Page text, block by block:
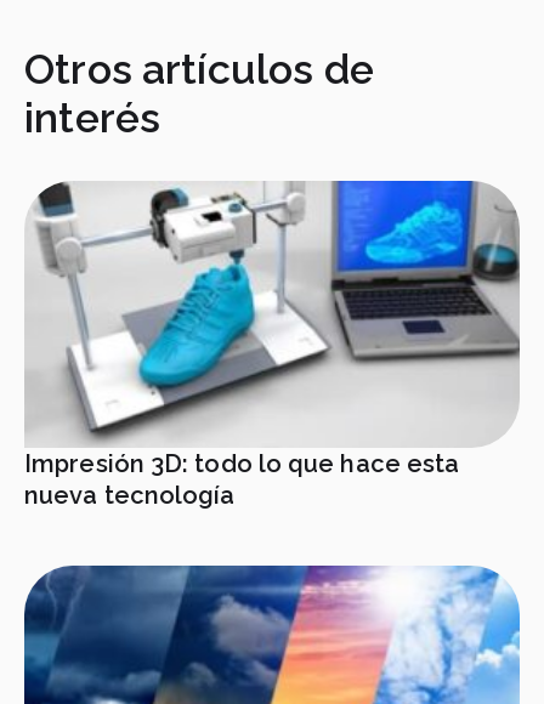
Otros artículos de
interés
Impresión 3D: todo lo que hace esta
nueva tecnología